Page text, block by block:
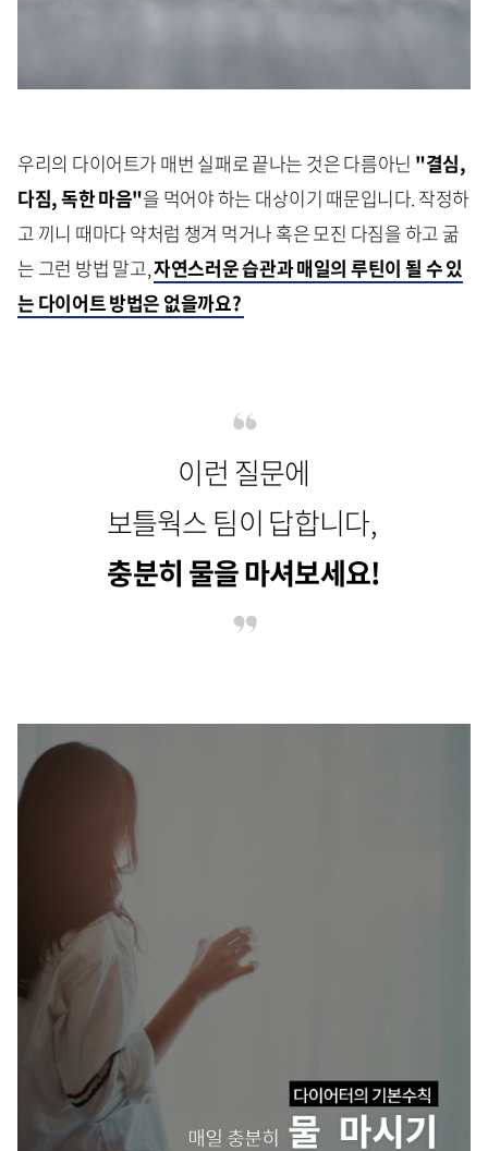
우리의 다이어트가 매번 실패로 끝나는 것은 다름아닌 "결심,
다짐, 독한 마음"을 먹어야 하는 대상이기 때문입니다. 작정하
고 끼니 때마다 약처럼 챙겨 먹거나 혹은 모진 다짐을 하고 굶
는 그런 방법 말고,자연스러운 습관과 매일의 루틴이 될 수 있
는 다이어트 방법은 없을까요?
이런 질문에
보틀웍스 팀이 답합니다,
충분히 물을 마셔보세요!